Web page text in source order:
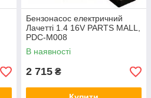
Бензонасос електричний
Лачетті 1.4 16V PARTS MALL,
PDC-M008
В наявності
2 715 ₴